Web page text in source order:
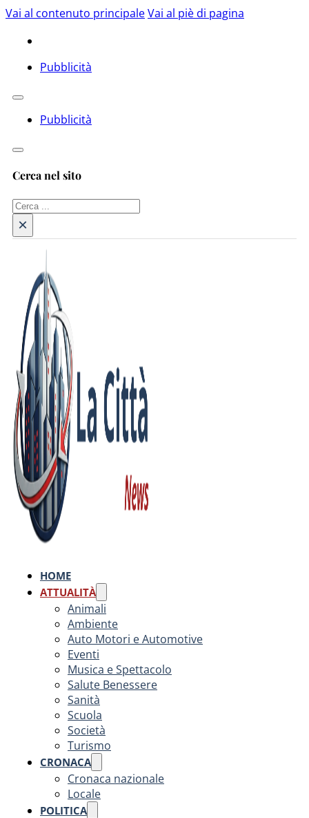
Vai al contenuto principaleVai al piè di pagina
Pubblicità
Pubblicità
Cerca nel sito
Cerca
×
HOME
ATTUALITÀ
Animali
Ambiente
Auto Motori e Automotive
Eventi
Musica e Spettacolo
Salute Benessere
Sanità
Scuola
Società
Turismo
CRONACA
Cronaca nazionale
Locale
POLITICA